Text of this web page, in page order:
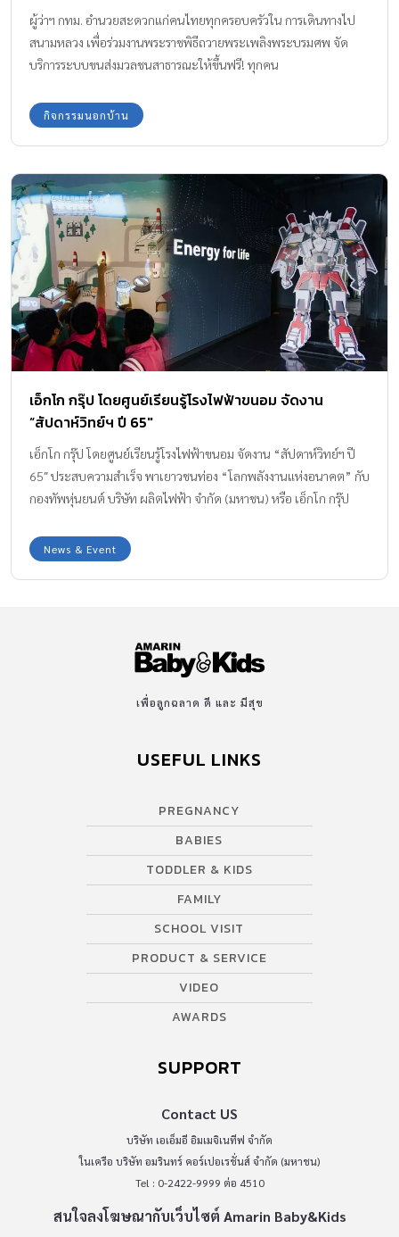
ผู้ว่าฯ กทม. อำนวยสะดวกแก่คนไทยทุกครอบครัวใน การเดินทางไป
สนามหลวง เพื่อร่วมงานพระราชพิธีถวายพระเพลิงพระบรมศพ จัด
บริการระบบขนส่งมวลชนสาธารณะให้ขึ้นฟรี! ทุกคน
กิจกรรมนอกบ้าน
เอ็กโก กรุ๊ป โดยศูนย์เรียนรู้โรงไฟฟ้าขนอม จัดงาน
“สัปดาห์วิทย์ฯ ปี 65″
เอ็กโก กรุ๊ป โดยศูนย์เรียนรู้โรงไฟฟ้าขนอม จัดงาน “สัปดาห์วิทย์ฯ ปี
65″ ประสบความสำเร็จ พาเยาวชนท่อง “โลกพลังงานแห่งอนาคต” กับ
กองทัพหุ่นยนต์ บริษัท ผลิตไฟฟ้า จำกัด (มหาชน) หรือ เอ็กโก กรุ๊ป
2565 ภายใต้ แนวคิด “นวัตกรรมวิทย์ พลิกโลก ตอน Energy Sci-tech
Transformation For Life พลังงานเปลี่ยนโลก” แปลงร่างโรงไฟฟ้า
ศูนย์เรียนรู้โรงไฟฟ้าขนอม อ.ขนอม จ.นครศรีธรรมราช ให้ความสำคัญ
และส่งเสริมการเรียนรู้ด้านพลังงาน วิทยาศาสตร์และนวัตกรรมแก่
เยาวชน ซึ่งเป็นวัยต้นทางและกำลังสำคัญในการพัฒนาประเทศมาโดย
News & Event
เพื่อลูกฉลาด ดี และ มีสุข
USEFUL LINKS
PREGNANCY
BABIES
TODDLER & KIDS
FAMILY
SCHOOL VISIT
PRODUCT & SERVICE
VIDEO
AWARDS
SUPPORT
Contact US
บริษัท เอเอ็มอี อิมเมจิเนทีฟ จำกัด
ในเครือ บริษัท อมรินทร์ คอร์เปอเรชั่นส์ จำกัด (มหาชน)
Tel : 0-2422-9999 ต่อ 4510
สนใจลงโฆษณากับเว็บไซต์ Amarin Baby&Kids